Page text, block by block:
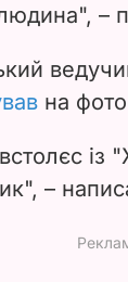
–
на
із
–